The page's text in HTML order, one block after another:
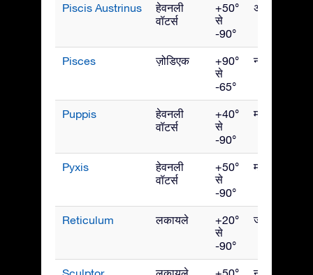
Piscis Austrinus
हेवनली
वॉटर्स
+50°
से
-90°
अक्टूबर
Pisces ज़ोडिएक
+90°
से
-65°
नवंबर
Puppis
हेवनली
वॉटर्स
+40°
से
-90°
मार्च
Pyxis
हेवनली
वॉटर्स
+50°
से
-90°
मार्च
Reticulum लकायले
+20°
से
-90°
जनवरी